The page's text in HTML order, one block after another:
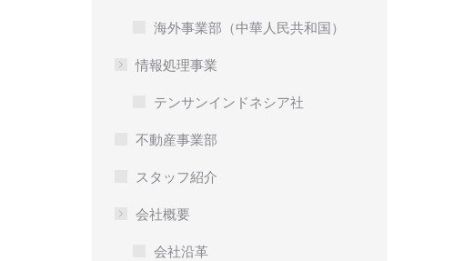
海外事業部（中華人民共和国）
情報処理事業
テンサンインドネシア社
不動産事業部
スタッフ紹介
会社概要
会社沿革